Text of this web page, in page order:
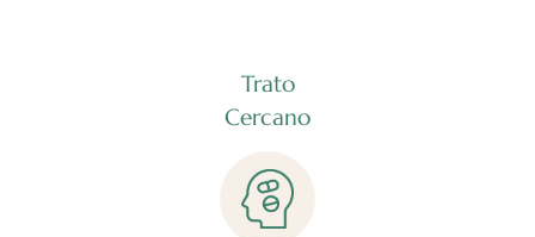
Trato
Cercano